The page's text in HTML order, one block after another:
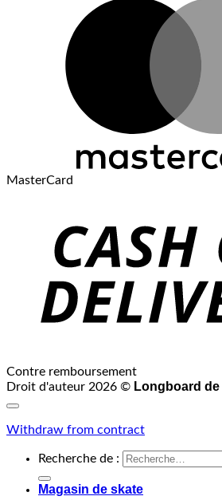
MasterCard
Contre remboursement
Droit d'auteur 2026 © Longboard
Withdraw from contract
Recherche de :
Magasin de skate